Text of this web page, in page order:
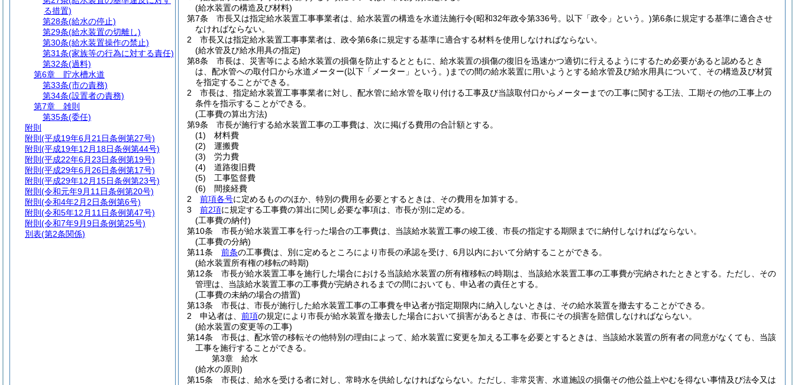
(給水装置の構造及び材料)
第7条
市長又は指定給水装置工事事業者は、給水装置の構造を水道法施行令(昭和32年政令第336号。以下「政令」という。)第6条に規定する基準に適合させ
なければならない。
2
市長又は指定給水装置工事事業者は、政令第6条に規定する基準に適合する材料を使用しなければならない。
(給水管及び給水用具の指定)
第8条
市長は、災害等による給水装置の損傷を防止するとともに、給水装置の損傷の復旧を迅速かつ適切に行えるようにするため必要があると認めるとき
は、配水管への取付口から水道メーター(以下「メーター」という。) までの間の給水装置に用いようとする給水管及び給水用具について、その構造及び材質
を指定することができる。
2
市長は、指定給水装置工事事業者に対し、配水管に給水管を取り付ける工事及び当該取付口からメーターまでの工事に関する工法、工期その他の工事上の
条件を指示することができる。
(工事費の算出方法)
第9条
市長が施行する給水装置工事の工事費は、次に掲げる費用の合計額とする。
(1)
材料費
(2)
運搬費
(3)
労力費
(4)
道路復旧費
(5)
工事監督費
(6)
間接経費
2
前項各号に定めるもののほか、特別の費用を必要とするときは、その費用を加算する。
3
前2項に規定する工事費の算出に関し必要な事項は、市長が別に定める。
(工事費の納付)
第10条
市長が給水装置工事を行った場合の工事費は、当該給水装置工事の竣工後、市長の指定する期限までに納付しなければならない。
(工事費の分納)
第11条
前条の工事費は、別に定めるところにより市長の承認を受け、6月以内において分納することができる。
(給水装置所有権の移転の時期)
第12条
市長が給水装置工事を施行した場合における当該給水装置の所有権移転の時期は、当該給水装置工事の工事費が完納されたときとする。 ただし、その
管理は、当該給水装置工事の工事費が完納されるまでの間においても、申込者の責任とする。
(工事費の未納の場合の措置)
第13条
市長は、市長が施行した給水装置工事の工事費を申込者が指定期限内に納入しないときは、その給水装置を撤去することができる。
2
申込者は、 前項の規定により市長が給水装置を撤去した場合において損害があるときは、市長にその損害を賠償しなければならない。
(給水装置の変更等の工事)
第14条
市長は、配水管の移転その他特別の理由によって、給水装置に変更を加える工事を必要とするときは、当該給水装置の所有者の同意がなくても、当該
工事を施行することができる。
第3章
給水
(給水の原則)
第15条
市長は、給水を受ける者に対し、常時水を供給しなければならない。 ただし、非常災害、水道施設の損傷その他公益上やむを得ない事情及び法令又は
る措置)
第28条(給水の停止)
第29条(給水装置の切離し)
第30条(給水装置操作の禁止)
第31条(家族等の行為に対する責任)
第32条(過料)
第6章
貯水槽水道
第33条(市の責務)
第34条(設置者の責務)
第7章
雑則
第35条(委任)
附則
附則 (平成19年6月21日条例第27号)
附則 (平成19年12月18日条例第44号)
附則 (平成22年6月23日条例第19号)
附則 (平成29年6月26日条例第17号)
附則 (平成29年12月15日条例第23号)
附則 (令和元年9月11日条例第20号)
附則 (令和4年2月2日条例第6号)
附則 (令和5年12月11日条例第47号)
附則 (令和7年9月9日条例第25号)
別表(第2条関係)